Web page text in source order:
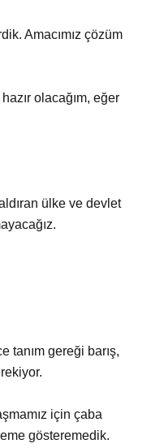
Amacımız çözüm
olacağım, eğer
ülke ve devlet
tanım gereği barış,
için çaba
gösteremedik.